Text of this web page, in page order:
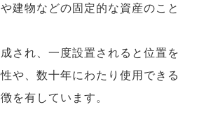
建物などの固定的な資産のこと
され、一度設置されると位置を
や、数十年にわたり使用できる
を有しています。